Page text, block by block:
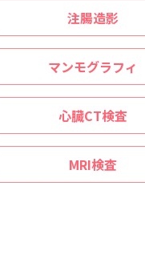
注腸造影
マンモグラフィ
心臓CT検査
MRI検査